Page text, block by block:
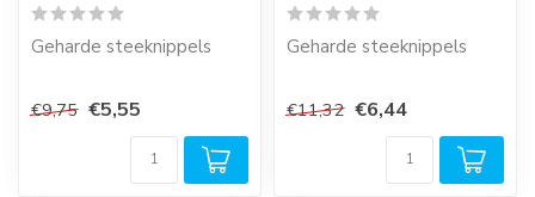
Geharde steeknippels
mm, 10 mm en 13 mm.
€9,75 €5,55
Geharde steeknippels
3/8" - 1/2".
€11,32 €6,44